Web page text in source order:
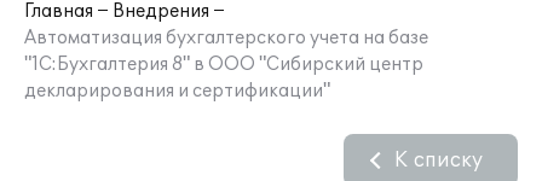
Главная
Внедрения
Автоматизация бухгалтерского учета на базе
"1С:Бухгалтерия 8" в ООО "Сибирский центр
декларирования и сертификации"
К списку